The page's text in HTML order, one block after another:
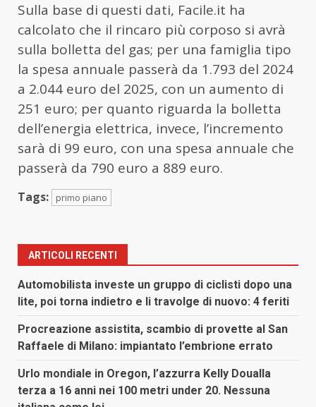
Sulla base di questi dati, Facile.it ha
calcolato che il rincaro più corposo si avrà
sulla bolletta del gas; per una famiglia tipo
la spesa annuale passerà da 1.793 del 2024
a 2.044 euro del 2025, con un aumento di
251 euro; per quanto riguarda la bolletta
dell’energia elettrica, invece, l’incremento
sarà di 99 euro, con una spesa annuale che
passerà da 790 euro a 889 euro.
Tags: primo piano
ARTICOLI RECENTI
Automobilista investe un gruppo di ciclisti dopo una
lite, poi torna indietro e li travolge di nuovo: 4 feriti
Procreazione assistita, scambio di provette al San
Raffaele di Milano: impiantato l’embrione errato
Urlo mondiale in Oregon, l’azzurra Kelly Doualla
terza a 16 anni nei 100 metri under 20. Nessuna